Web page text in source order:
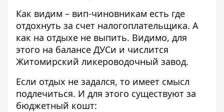
Как видим – вип-чиновникам есть где
отдохнуть за счет налогоплательщика. А
как на отдыхе не выпить. Видимо, для
этого на балансе ДУСи и числится
Житомирский ликероводочный завод.
Если отдых не задался, то имеет смысл
подлечиться. И для этого существуют за
бюджетный кошт: